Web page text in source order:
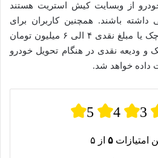
خودرو از وبسایت کیش استریت هستند
داشته باشند. همچنین کاربران برای
ضمانت سلام خودرو باید یا چک یا مبلغ نقدی ۴ الی ۶ میلیون تومان
و ودیعه نقدی در هنگام تحویل خودرو
داده خواهد شد.
5 4 3
امتیازات ۵ از ۵